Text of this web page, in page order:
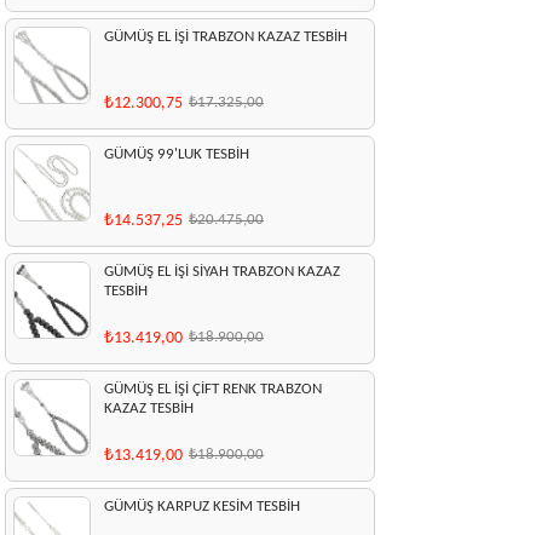
GÜMÜŞ EL İŞİ TRABZON KAZAZ TESBİH
₺12.300,75 ₺17.325,00
GÜMÜŞ 99'LUK TESBİH
₺14.537,25 ₺20.475,00
GÜMÜŞ EL İŞİ SİYAH TRABZON KAZAZ
TESBİH
₺13.419,00 ₺18.900,00
GÜMÜŞ EL İŞİ ÇİFT RENK TRABZON
KAZAZ TESBİH
₺13.419,00 ₺18.900,00
GÜMÜŞ KARPUZ KESİM TESBİH